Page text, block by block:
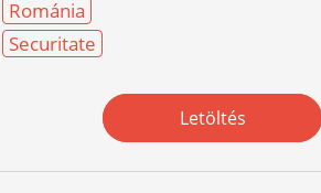
Románia
Securitate
Letöltés